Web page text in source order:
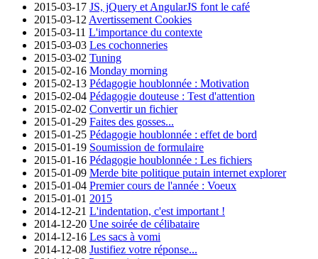
2015-03-17 JS, jQuery et AngularJS font le café
2015-03-12 Avertissement Cookies
2015-03-11 L'importance du contexte
2015-03-03 Les cochonneries
2015-03-02 Tuning
2015-02-16 Monday morning
2015-02-13 Pédagogie houblonnée : Motivation
2015-02-04 Pédagogie douteuse : Test d'attention
2015-02-02 Convertir un fichier
2015-01-29 Faites des gosses...
2015-01-25 Pédagogie houblonnée : effet de bord
2015-01-19 Soumission de formulaire
2015-01-16 Pédagogie houblonnée : Les fichiers
2015-01-09 Merde bite politique putain internet explorer
2015-01-04 Premier cours de l'année : Voeux
2015-01-01 2015
2014-12-21 L'indentation, c'est important !
2014-12-20 Une soirée de célibataire
2014-12-16 Les sacs à vomi
2014-12-08 Justifiez votre réponse...